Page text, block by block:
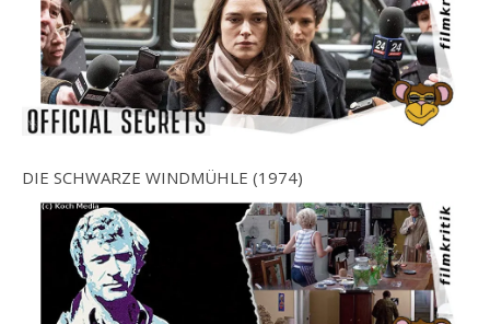
DIE SCHWARZE WINDMÜHLE (1974)